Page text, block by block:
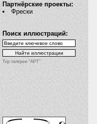
Партнёрские проекты:
Фрески
Поиск иллюстраций:
Top галереи "АРТ"